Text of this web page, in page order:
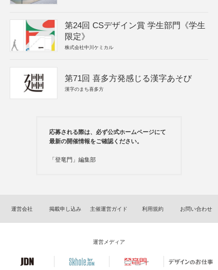
第24回 CSデザイン賞 学生部門《学生
限定》
株式会社中川ケミカル
第71回 喜多方発感じる漢字あそび
漢字のまち喜多方
応募される際は、必ず公式ホームページにて
最新の開催情報をご確認ください。
「登竜門」編集部
運営会社 掲載申し込み 主催運営ガイド 利用規約 お問い合わせ
運営メディア